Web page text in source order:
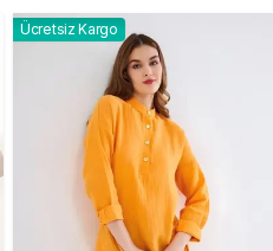
Ücretsiz Kargo